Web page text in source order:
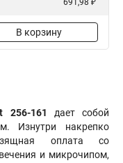
691,98 ₽
В корзину
256-161
дает собой
Изнутри накрепко
оплата со
и микрочипом,